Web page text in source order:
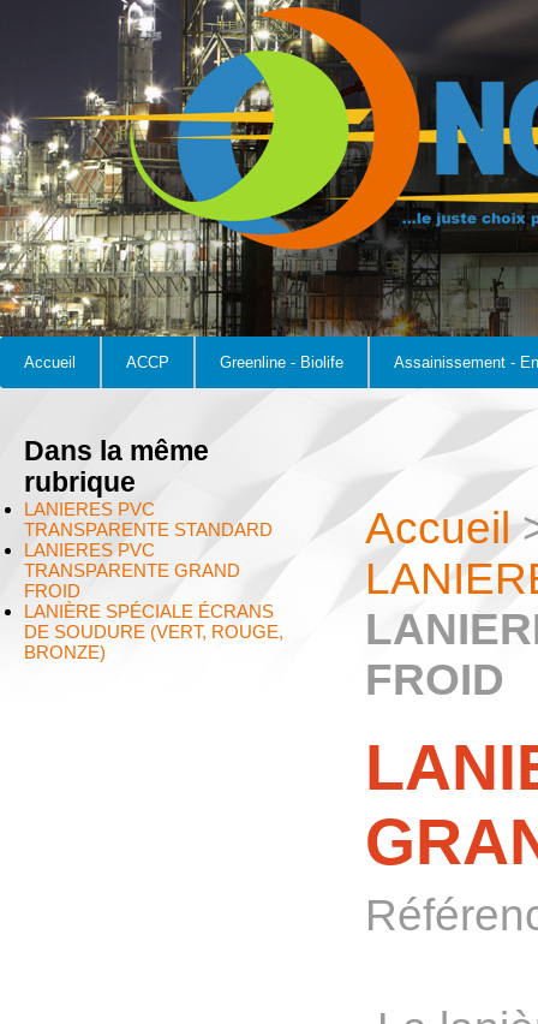
Accueil ACCP Greenline - Biolife Assainissement -
Dans la même
rubrique
LANIERES PVC
TRANSPARENTE STANDARD
LANIERES PVC
TRANSPARENTE GRAND
FROID
LANIÈRE SPÉCIALE ÉCRANS
DE SOUDURE (VERT, ROUGE,
BRONZE)
Accueil
FROID